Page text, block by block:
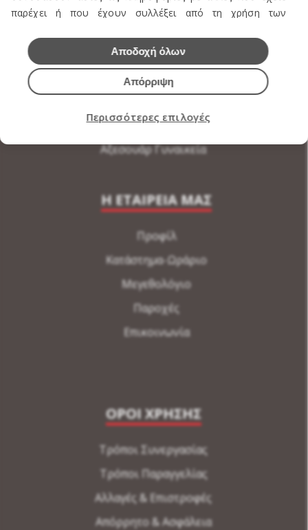
Ανδρική Ενδυση
Υποδήματα
Εσώρουχα Ανδρικά
Αξεσουάρ Ανδρικά
Αξεσουάρ Γυναικεία
Η ΕΤΑΙΡΕΙΑ ΜΑΣ
Προφίλ
Κατάστημα-Ωράριο
Μεγεθολόγιο
Παροχές
Επικοινωνία
ΟΡΟΙ ΧΡΗΣΗΣ
Τρόποι Συνεργασίας
Τρόποι Παραγγελίας
Αλλαγές & Επιστροφές
Απόρρητο & Ασφάλεια
παρέχει ή που έχουν συλλέξει από τη χρήση των
Απόρριψη
Αποδοχή όλων
Περισσότερες επιλογές